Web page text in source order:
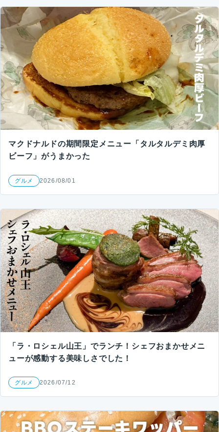
マクドナルドの期間限定メニュー「タルタルデミ肉厚
ビーフ」がうまかった
グルメ 2026/08/01
「ラ・ロシェル山王」でランチ！シェフおまかせメニ
ューが感動する美味しさでした！
グルメ 2026/07/12